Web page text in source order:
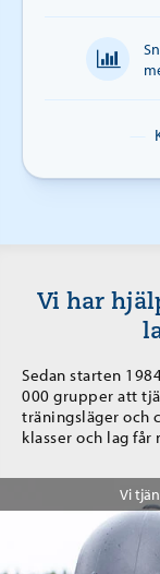
Vi har
Sedan starten
000 grupper att
träningsläger och
klasser och lag
Vi